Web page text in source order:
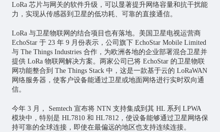
LoRa 芯片与网关的软件升级，可以显著提升网络容量和抗干扰能
力，实现从传感器到卫星的低功耗、可靠的直接通信。
LoRa 与卫星物联网的结合项目也有落地。美国卫星电视运营商
EchoStar 于 23 年 9 月份表示，公司旗下 EchoStar Mobile Limited
与 The Things Industries 合作，为欧洲各地的企业部署混合卫星并
提供 LoRa 物联网解决方案。两家公司已将 EchoStar 的卫星物联
网功能整合到 The Things Stack 中，这是一款基于云的 LoRaWAN
网络服务器，使客户设备能通过卫星或地面网络进行实时双向通
信。
今年 3 月， Semtech 宣布将 NTN 支持集成到其 HL 系列 LPWA
模块中，特别是 HL7810 和 HL7812，使设备能够通过卫星网络保
持可靠的全球连接，即使在最偏远的地区也支持连续连接。